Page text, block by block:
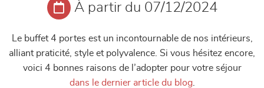
À partir du 07/12/2024
Le buffet 4 portes est un incontournable de nos intérieurs,
alliant praticité, style et polyvalence. Si vous hésitez encore,
voici 4 bonnes raisons de l’adopter pour votre séjour
dans le dernier article du blog.